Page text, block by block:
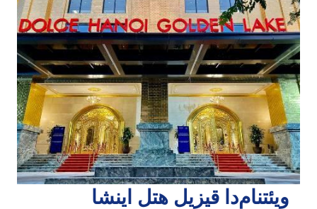
ویئتنام‌دا قیزیل هتل اینشا